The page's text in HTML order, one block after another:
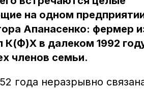
на одном
Апанасенко: фермер
К(Ф)Х в далеком 1992
членов семьи.
года неразрывно